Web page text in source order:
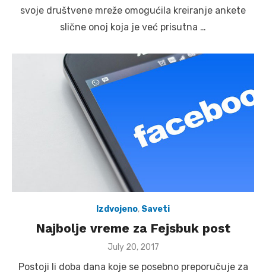
svoje društvene mreže omogućila kreiranje ankete
slične onoj koja je već prisutna …
Izdvojeno, Saveti
Najbolje vreme za Fejsbuk post
Posted
July 20, 2017
Postoji li doba dana koje se posebno preporučuje za